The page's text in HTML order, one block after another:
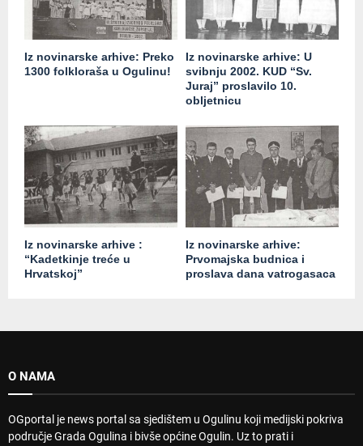
Iz novinarske arhive: Preko
1300 folkloraša u Ogulinu!
Iz novinarske arhive: U
svibnju 2002. KUD “Sv.
Juraj” proslavilo 10.
obljetnicu
Iz novinarske arhive :
“Kadetkinje treće u
Hrvatskoj”
Iz novinarske arhive:
Prvomajska budnica i
proslava dana vatrogasaca
O NAMA
OGportal je news portal sa sjedištem u Ogulinu koji medijski pokriva
područje Grada Ogulina i bivše općine Ogulin. Uz to prati i